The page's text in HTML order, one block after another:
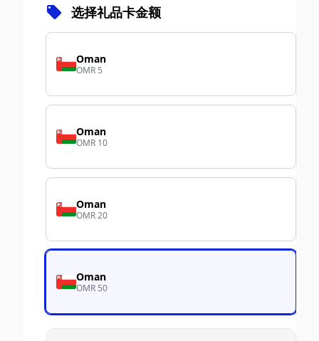
选择礼品卡金额
Oman
OMR 5
Oman
OMR 10
Oman
OMR 20
Oman
OMR 50